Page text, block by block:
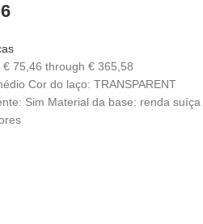
€ 75,46 through € 365,58
Cor do laço: TRANSPARENT
Sim Material da base: renda suíça